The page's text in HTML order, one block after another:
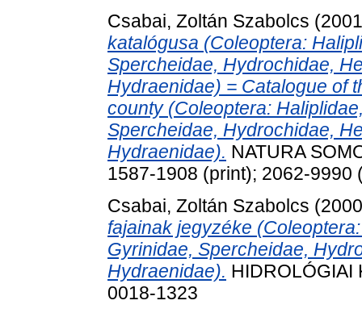
Csabai, Zoltán Szabolcs
katalógusa (Coleoptera:
Spercheidae, Hydrochidae,
Hydraenidae) = Catalogue of
county (Coleoptera:
Spercheidae, Hydrochidae,
Hydraenidae). NATURA
1587-1908 (print); 2062-9990
Csabai, Zoltán Szabolcs
fajainak jegyzéke
Gyrinidae, Spercheidae,
Hydraenidae). HIDROLÓGIAI
0018-1323